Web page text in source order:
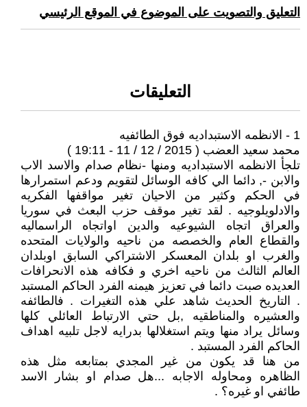
التعليق والتصويت على الموضوع في الموقع الرئيسي
التعليقات
1 - الانظمه الاستبداديه فوق الطائفيه
محمد سعيد العضب ( 2015 / 12 / 11 - 19:11 )
تلجأ الانظمه الاستبداديه ومنها -نظام صدام والاسد الاب
والابن -, دائما الي كافه الوسائل لتقويم ودعم استمرارها
في الحكم وكثير من الاحيان تغير مواقفها الفكريه
والادلويلوجيه . لقد تغير موقف حزب البعث في سوريا
والعراق اتجاه الشيوعيه والدين اواتجاه الراسماليه
والقطاع العام والخصصه من ناحيه والولايات المتحده
والغرب او بلدان المعسكر الاشتراكي السابق اوبلدان
العالم الثالث من ناحيه اخري و فكافه هذه الانحرافات
العديده صبت دائما في تعزيز هيمنه الفرد الحاكم المستبد
. التاريخ الحديث شاهد علي هذه التغيرات . فالطائفه
والعشيره والمناطقيه ,بل حتي الارتباط العائلي كلها
وسائل يراد منها ويتم استغلالها بدرايه لاجل تلبيه اهداف
الحاكم الفرد المستبد .
من هنا قد يكون من غير المجدي بمتابعه مثل هذه
الظاهره ومحاوله الاجابه ...هل صدام او بشار الاسد
طائفي او غيره؟ .